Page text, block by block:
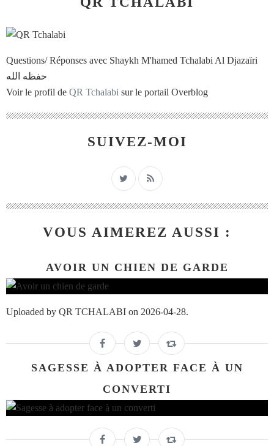
Questions/ Réponses avec Shaykh M'hamed Tchalabi Al Djazaïri
حفظه الله
Voir le profil de QR Tchalabi sur le portail Overblog
SUIVEZ-MOI
VOUS AIMEREZ AUSSI :
AVOIR UN CHIEN DE GARDE
Uploaded by QR TCHALABI on 2026-04-28.
SAGESSE À ADOPTER FACE À UN
CONVERTI